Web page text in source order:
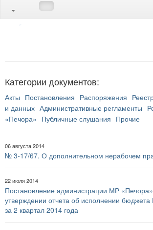
Категории документов:
Акты Постановления Распоряжения
и данных Административные регламенты
«Печора» Публичные слушания Прочие
06 августа 2014
№ 3-17/67. О дополнительном нерабочем
22 июля 2014
Постановление администрации МР
утверждении отчета об исполнении
за 2 квартал 2014 года